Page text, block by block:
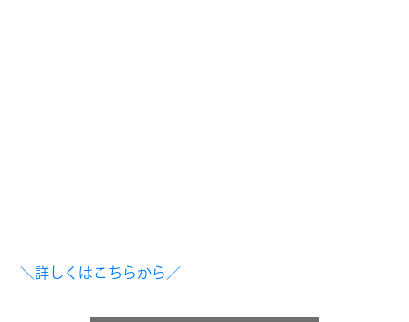
＼詳しくはこちらから／